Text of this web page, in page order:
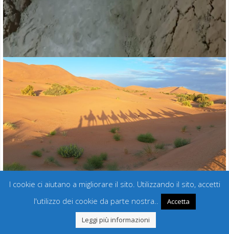
I cookie ci aiutano a migliorare il sito. Utilizzando il sito, accetti
l'utilizzo dei cookie da parte nostra..
Accetta
Leggi più informazioni